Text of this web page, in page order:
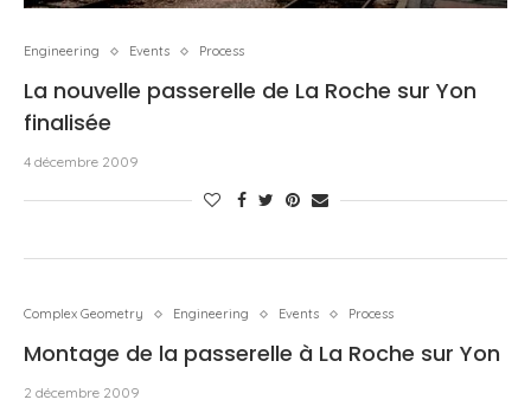
Engineering Events Process
La nouvelle passerelle de La Roche sur Yon
finalisée
4 décembre 2009
Complex Geometry Engineering Events Process
Montage de la passerelle à La Roche sur Yon
2 décembre 2009